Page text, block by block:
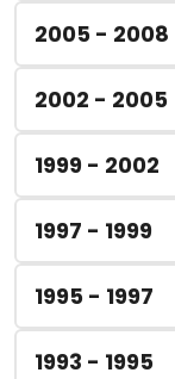
2005 - 2008
2002 - 2005
1999 - 2002
1997 - 1999
1995 - 1997
1993 - 1995